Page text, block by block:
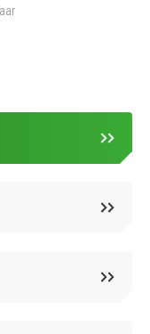
BKR Tiel.